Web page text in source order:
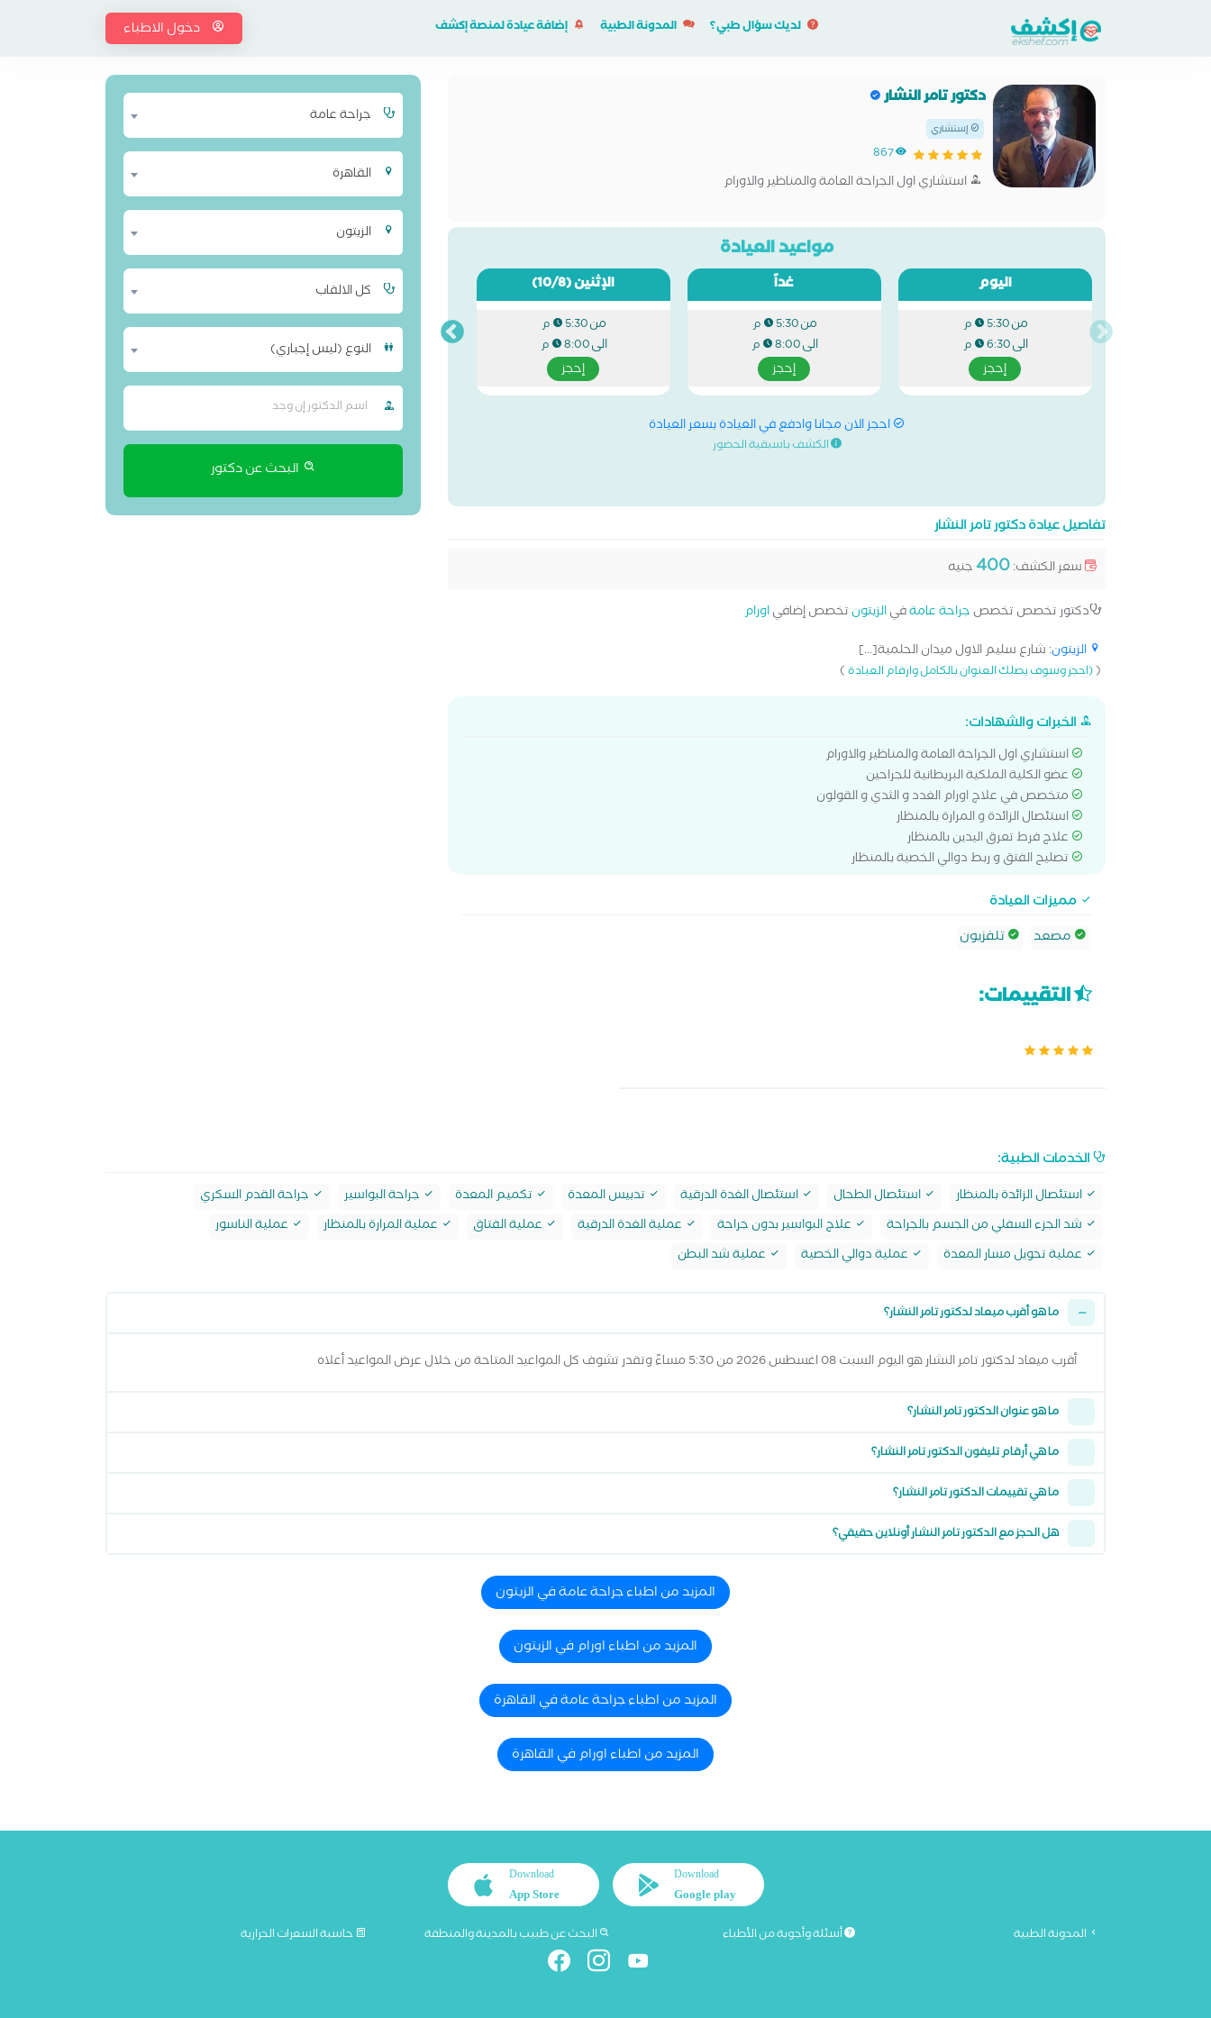
لديك سؤال طبي؟ المدونة الطبية إضافة عيادة لمنصة إكشف دخول الاطباء
دكتور تامر النشار
إستشاري
867
استشاري اول الجراحة العامة والمناظير والاورام
مواعيد العيادة
اليوم
من5:30 م
الى6:30 م
إحجز
غداً
من5:30 م
الى8:00 م
إحجز
الإثنين(10/8)
من5:30 م
الى8:00 م
إحجز
احجز الان مجانا وادفع في العيادة بسعر العيادة
الكشف باسبقية الحضور
تفاصيل عيادة دكتور تامر النشار
سعر الكشف:400 جنيه
دكتور تخصص تخصص جراحة عامةفيالزيتون تخصص إضافياورام
الزيتون: شارع سليم الاول ميدان الحلمية[...]
((احجز وسوف يصلك العنوان بالكامل وارقام العيادة)
الخبرات والشهادات:
استشاري اول الجراحة العامة والمناظير والاورام
عضو الكلية الملكية البريطانية للجراحين
متخصص في علاج اورام الغدد و الثدي و القولون
استئصال الزائدة و المرارة بالمنظار
علاج فرط تعرق اليدين بالمنظار
تصليح الفتق و ربط دوالي الخصية بالمنظار
مميزات العيادة
مصعد
تلفزيون
جراحة عامة
القاهرة
الزيتون
كل الالقاب
النوع (ليس إجباري)
البحث عن دكتور
التقييمات:
الخدمات الطبية:
استئصال الزائدة بالمنظار استئصال الطحال استئصال الغدة الدرقية تدبيس المعدة تكميم المعدة جراحة البواسير
جراحة القدم السكري
شد الجزء السفلي من الجسم بالجراحة
علاج البواسير بدون جراحة عملية الغدة الدرقية عملية الفتاق عملية المرارة بالمنظار
عملية الناسور
عملية تحويل مسار المعدة
عملية دوالي الخصية عملية شد البطن
ما هو أقرب ميعاد لدكتور تامر النشار؟
أقرب ميعاد لدكتور تامر النشار هو اليوم السبت 08 اغسطس 2026 من 5:30 مساءً وتقدر تشوف كل المواعيد المتاحة من خلال عرض المواعيد أعلاه
ما هو عنوان الدكتور تامر النشار؟
ما هي أرقام تليفون الدكتور تامر النشار؟
ما هي تقييمات الدكتور تامر النشار؟
هل الحجز مع الدكتور تامر النشار أونلاين حقيقي؟
المزيد من اطباء جراحة عامة في الزيتون
المزيد من اطباء اورام في الزيتون
المزيد من اطباء جراحة عامة في القاهرة
المزيد من اطباء اورام في القاهرة
Download
Google play
Download
App Store
المدونة الطبية أسئلة وأجوبة من الأطباء البحث عن طبيب بالمدينة والمنطقة حاسبة السعرات الحرارية